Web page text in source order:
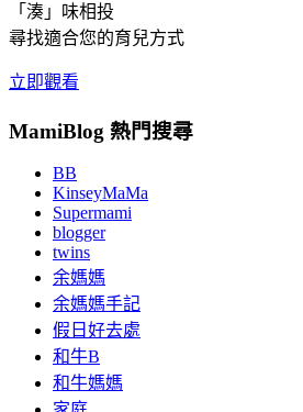
「湊」味相投
尋找適合您的育兒方式
立即觀看
MamiBlog 熱門搜尋
BB
KinseyMaMa
Supermami
blogger
twins
余媽媽
余媽媽手記
假日好去處
和牛B
和牛媽媽